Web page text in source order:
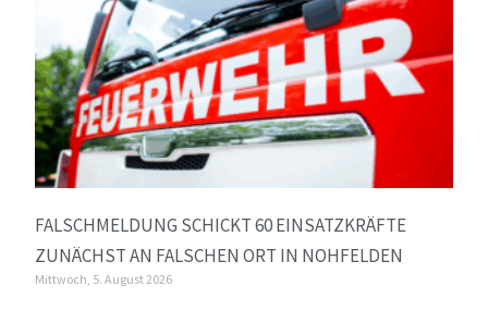
FALSCHMELDUNG SCHICKT 60 EINSATZKRÄFTE
ZUNÄCHST AN FALSCHEN ORT IN NOHFELDEN
Mittwoch, 5. August 2026